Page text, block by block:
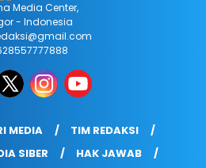
Media Center,
- Indonesia
MEDIA
TIM REDAKSI
SIBER
HAK JAWAB